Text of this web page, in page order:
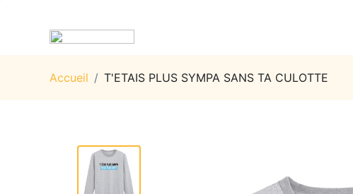
Accueil / T'ETAIS PLUS SYMPA SANS TA CULOTTE